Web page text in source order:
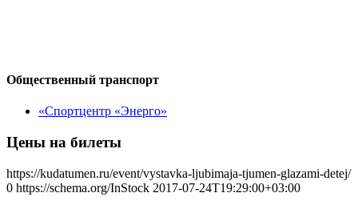
Общественный транспорт
«Спортцентр «Энерго»
Цены на билеты
https://kudatumen.ru/event/vystavka-ljubimaja-tjumen-glazami-detej/
0 https://schema.org/InStock 2017-07-24T19:29:00+03:00